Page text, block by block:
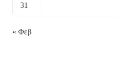
31
« Φεβ